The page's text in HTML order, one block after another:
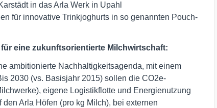
in das Arla Werk in Upahl
für innovative Trinkjoghurts in so genannten Pouch-
eine zukunftsorientierte Milchwirtschaft:
ambitionierte Nachhaltigkeitsagenda, mit einem
2030 (vs. Basisjahr 2015) sollen die CO2e-
eigene Logistikflotte und Energienutzung
Arla Höfen (pro kg Milch), bei externen